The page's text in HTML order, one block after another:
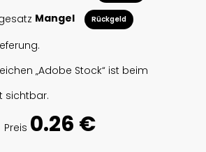
Mangel Rückgeld
„Adobe Stock“ ist beim
sichtbar.
Preis 0.26 €